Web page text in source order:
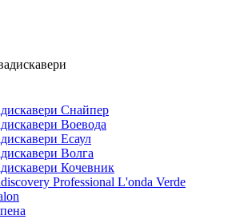
Снайпер
Воевода
Есаул
Волга
Кочевник
Professional L'onda Verde